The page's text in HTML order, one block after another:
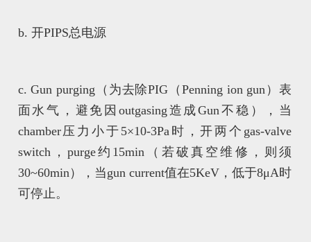
b. 开PIPS总电源
c. Gun purging（为去除PIG（Penning ion gun）表
面水气，避免因outgasing造成Gun不稳），当
chamber压力小于5×10-3Pa时，开两个gas-valve
switch，purge约15min（若破真空维修，则须
30~60min），当gun current值在5KeV，低于8μA时
可停止。